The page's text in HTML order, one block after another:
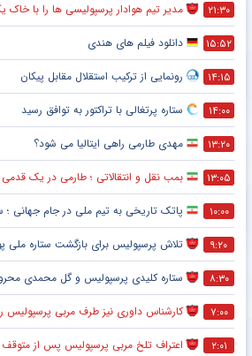
۲۱:۳۰ مدیر تیم هوادار پرسپولیسی ها را با خاک
۱۵:۵۲ دانلود فیلم های هندی
۱۴:۱۵ رونمایی از ترکیب استقلال مقابل پیکان
۱۴:۰۰ ستاره پرتغالی با تراکتور به توافق رسید
۱۳:۲۰ مهدی طارمی راهی ایتالیا می شود؟
۱۳:۰۵ بمب نقل و انتقالاتی ؛ طارمی در یک قدمی
۱۰:۰۰ پاتک تاریخی به تیم ملی در جام جهانی ؛
۹:۲۰ تلاش پرسپولیس برای بازگشت ستاره ملی
۸:۳۰ ستاره کلیدی پرسپولیس و گل محمدی
۷:۰۰ کارشناس داوری نیز طرف مربی پرسپولیس
۲:۰۱ اعتراف تلخ مربی پرسپولیس پس از متوقف